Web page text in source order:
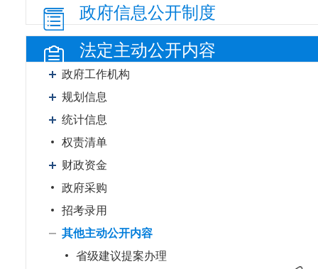
政府信息公开制度
法定主动公开内容
政府工作机构
规划信息
统计信息
权责清单
财政资金
政府采购
招考录用
其他主动公开内容
省级建议提案办理